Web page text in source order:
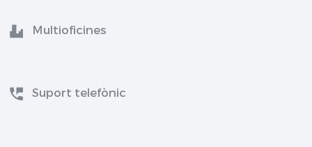
Multioficines
Suport telefònic